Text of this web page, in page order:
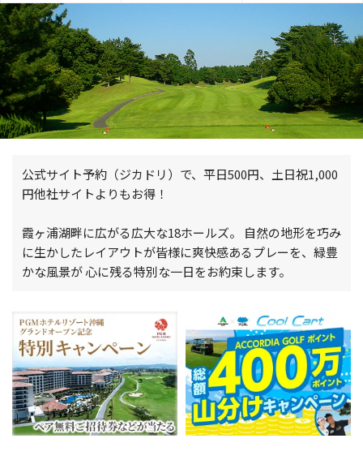
公式サイト予約（ジカドリ）で、平日500円、土日祝1,000
円他社サイトよりもお得！
霞ヶ浦湖畔に広がる広大な18ホールズ。 自然の地形を巧み
に生かしたレイアウトが皆様に爽快感あるプレーを、緑豊
かな風景が 心に残る特別な一日をお約束します。